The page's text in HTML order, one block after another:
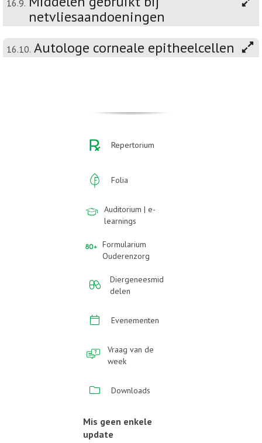
16.9.
netvliesaandoeningen
16.10. Autologe corneale epitheelcellen
Repertorium
Folia
Auditorium | e-
learnings
Formularium
Ouderenzorg
Diergeneesmid
delen
Evenementen
Vraag van de
week
Downloads
Mis geen enkele
update